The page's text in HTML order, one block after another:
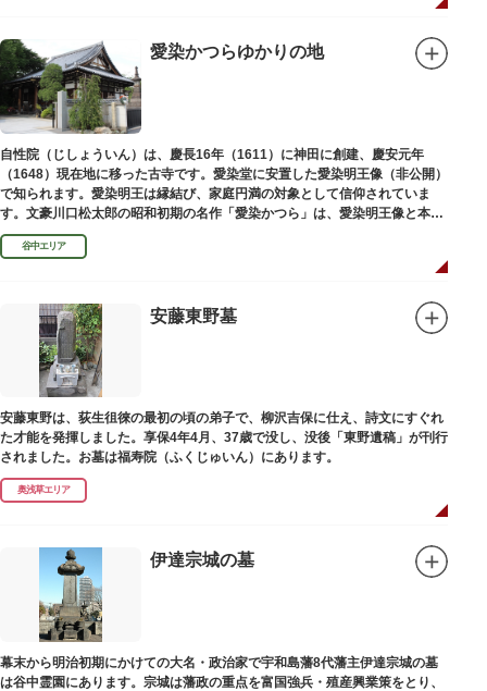
愛染かつらゆかりの地
自性院（じしょういん）は、慶長16年（1611）に神田に創建、慶安元年
（1648）現在地に移った古寺です。愛染堂に安置した愛染明王像（非公開）
で知られます。愛染明王は縁結び、家庭円満の対象として信仰されていま
す。文豪川口松太郎の昭和初期の名作「愛染かつら」は、愛染明王像と本堂
前にあった桂の古木にヒントを得た作品だといわれます。
谷中エリア
安藤東野墓
安藤東野は、荻生徂徠の最初の頃の弟子で、柳沢吉保に仕え、詩文にすぐれ
た才能を発揮しました。享保4年4月、37歳で没し、没後「東野遺稿」が刊行
されました。お墓は福寿院（ふくじゅいん）にあります。
奥浅草エリア
伊達宗城の墓
幕末から明治初期にかけての大名・政治家で宇和島藩8代藩主伊達宗城の墓
は谷中霊園にあります。宗城は藩政の重点を富国強兵・殖産興業策をとり、